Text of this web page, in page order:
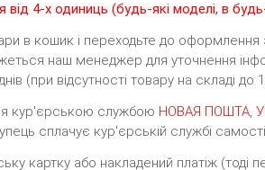
від 4-х одиниць (будь-які моделі, в
в кошик і переходьте до
наш менеджер для уточнення
(при відсутності товару на складі до
кур'єрською службою НОВАЯ ПОШТА,
сплачує кур'єрській службі
картку або накладений платіж (тоді